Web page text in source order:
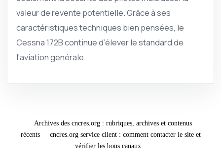
valeur de revente potentielle. Grâce à ses
caractéristiques techniques bien pensées, le
Cessna 172B continue d’élever le standard de
l’aviation générale.
Archives des cncres.org : rubriques, archives et contenus
récents
cncres.org service client : comment contacter le site et
vérifier les bons canaux